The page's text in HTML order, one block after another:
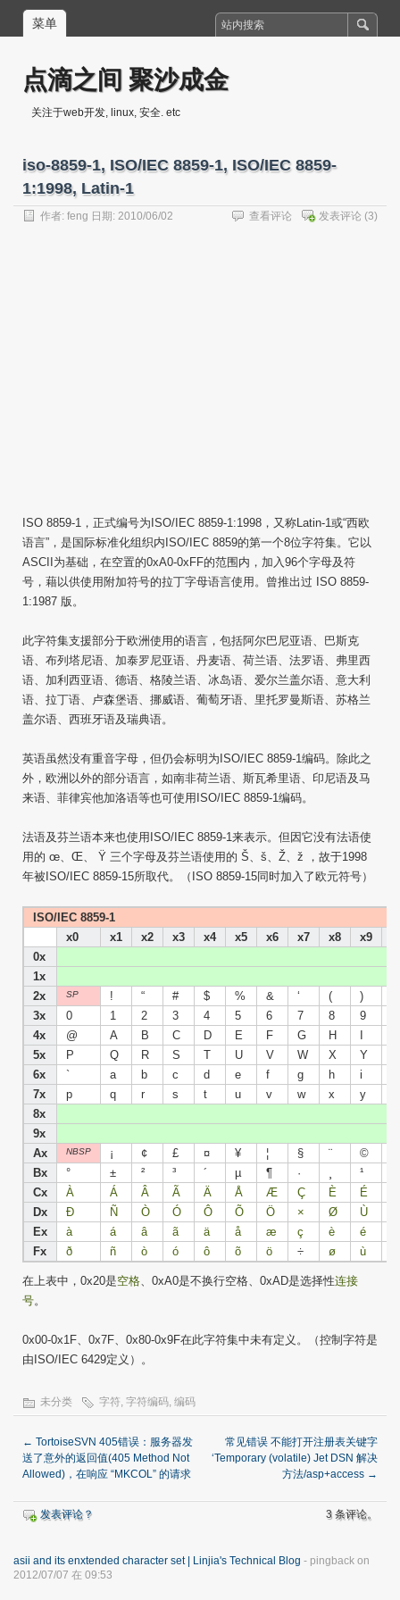
菜单
点滴之间 聚沙成金
关注于web开发, linux, 安全. etc
iso-8859-1, ISO/IEC 8859-1, ISO/IEC 8859-
1:1998, Latin-1
作者: feng 日期: 2010/06/02 发表评论 (3)
查看评论
ISO 8859-1，正式编号为ISO/IEC 8859-1:1998，又称Latin-1或“西欧
语言”，是国际标准化组织内ISO/IEC 8859的第一个8位字符集。它以
ASCII为基础，在空置的0xA0-0xFF的范围内，加入96个字母及符
号，藉以供使用附加符号的拉丁字母语言使用。曾推出过 ISO 8859-
1:1987 版。
此字符集支援部分于欧洲使用的语言，包括阿尔巴尼亚语、巴斯克
语、布列塔尼语、加泰罗尼亚语、丹麦语、荷兰语、法罗语、弗里西
语、加利西亚语、德语、格陵兰语、冰岛语、爱尔兰盖尔语、意大利
语、拉丁语、卢森堡语、挪威语、葡萄牙语、里托罗曼斯语、苏格兰
盖尔语、西班牙语及瑞典语。
英语虽然没有重音字母，但仍会标明为ISO/IEC 8859-1编码。除此之
外，欧洲以外的部分语言，如南非荷兰语、斯瓦希里语、印尼语及马
来语、菲律宾他加洛语等也可使用ISO/IEC 8859-1编码。
法语及芬兰语本来也使用ISO/IEC 8859-1来表示。但因它没有法语使
用的 œ、Œ、 Ÿ 三个字母及芬兰语使用的 Š、š、Ž、ž ，故于1998
年被ISO/IEC 8859-15所取代。（ISO 8859-15同时加入了欧元符号）
ISO/IEC 8859-1
x0
x1 x2 x3 x4 x5 x6 x7 x8 x9
0x
1x
2x
SP ! “ # $ % & ‘ ( )
3x
0 1 2 3 4 5 6 7 8 9
4x
@ A B C D E F G H
5x
P Q R S T U V W X Y
6x
` a b c d e f g h i
7x
p q r s t u v w x y
8x
9x
Ax
NBSP ¡ ¢ £ ¤ ¥ ¦ § ¨ ©
Bx
° ± ² ³ ´ µ ¶ · ¹
Cx
À Á Â Ã Ä Å Æ Ç È É
Dx
Ð Ñ Ò Ó Ô Õ Ö × Ø Ù
Ex
à á â ã ä å æ ç è é
Fx
ð ñ ò ó ô õ ö ÷ ø ù
在上表中，0x20是空格、0xA0是不换行空格、0xAD是选择性连接
号。
0x00-0x1F、0x7F、0x80-0x9F在此字符集中未有定义。（控制字符是
由ISO/IEC 6429定义）。
未分类 字符, 字符编码, 编码
← TortoiseSVN 405错误：服务器发
送了意外的返回值(405 Method Not
Allowed)，在响应 “MKCOL” 的请求
常见错误 不能打开注册表关键字
‘Temporary (volatile) Jet DSN 解决
方法/asp+access →
发表评论？ 3 条评论。
asii and its enxtended character set | Linjia's Technical Blog - pingback on
2012/07/07 在 09:53